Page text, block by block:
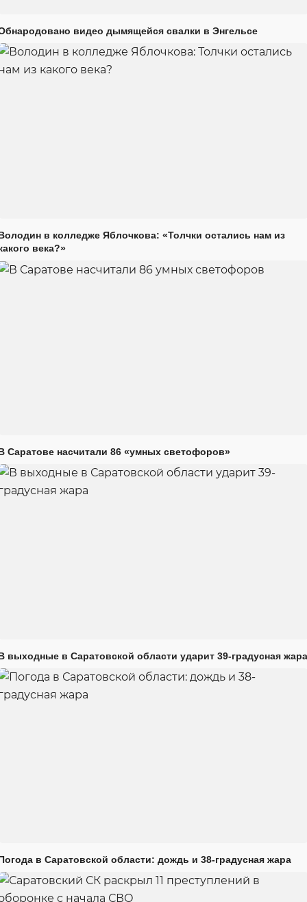
видео дымящейся свалки в Энгельсе
в колледже Яблочкова: «Толчки остались нам из
века?»
Саратове насчитали 86 «умных светофоров»
выходные в Саратовской области ударит 39-градусная жара
в Саратовской области: дождь и 38-градусная жара